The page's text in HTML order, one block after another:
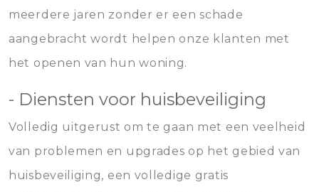
meerdere jaren zonder er een schade
aangebracht wordt helpen onze klanten met
het openen van hun woning.
- Diensten voor huisbeveiliging
Volledig uitgerust om te gaan met een veelheid
van problemen en upgrades op het gebied van
huisbeveiliging, een volledige gratis